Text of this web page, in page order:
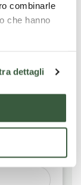
combinarle
che hanno
dettagli